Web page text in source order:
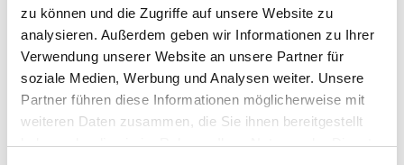
zu können und die Zugriffe auf unsere Website zu
analysieren. Außerdem geben wir Informationen zu Ihrer
Verwendung unserer Website an unsere Partner für
soziale Medien, Werbung und Analysen weiter. Unsere
Partner führen diese Informationen möglicherweise mit
weiteren Daten zusammen, die Sie ihnen bereitgestellt
haben oder die sie im Rahmen Ihrer Nutzung der Dienste
Belegungskalender
Reisedauer auswählen
Anzahl Reisende auswählen
Anreisetag im Belegungskalender anklicken
Sie bekommen Verfügbarkeit und Preis angezeigt